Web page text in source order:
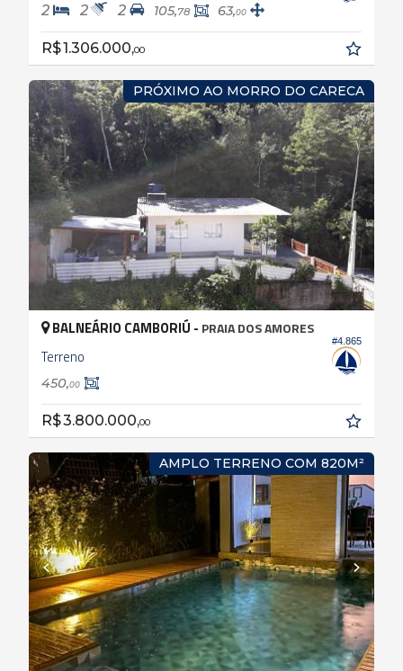
2 2 2 105,78 63,00
R$ 1.306.000,00
PRÓXIMO AO MORRO DO CARECA
#4.865
BALNEÁRIO CAMBORIÚ - PRAIA DOS AMORES
Terreno
450,00
R$ 3.800.000,00
AMPLO TERRENO COM 820M²